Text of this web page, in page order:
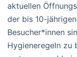
aktuellen
der bis 10-
Besucher*innen
Hygieneregeln zu